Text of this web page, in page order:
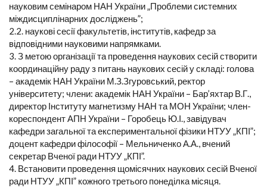
науковим семінаром НАН України „Проблеми системних
міждисциплінарних досліджень”;
2.2. наукові сесії факультетів, інститутів, кафедр за
відповідними науковими напрямками.
3. З метою організації та проведення наукових сесій створити
координаційну раду з питань наукових сесій у складі: голова
– академік НАН України М.З.Згуровський, ректор
університету; члени: академік НАН України – Бар’яхтар В.Г.,
директор Інституту магнетизму НАН та МОН України; член-
кореспондент АПН України – Горобець Ю.І., завідувач
кафедри загальної та експериментальної фізики НТУУ „КПІ”;
доцент кафедри філософії – Мельниченко А.А., вчений
секретар Вченої ради НТУУ „КПІ”.
4. Встановити проведення щомісячних наукових сесій Вченої
ради НТУУ „КПІ” кожного третього понеділка місяця.